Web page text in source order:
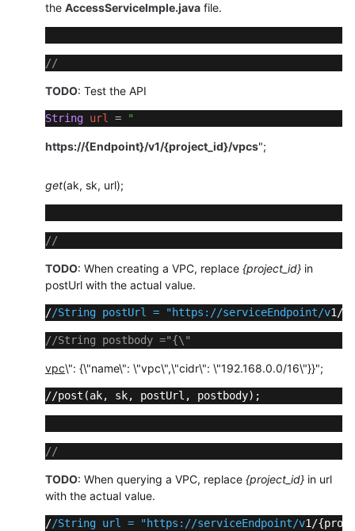
（1.0）
（联
盟
区
API（联
区
用
户
指
（2.0）
（联
盟
域）
the AccessServiceImple.java file.
//
TODO: Test the API
String url = "
https://{Endpoint}/v1/{project_id}/vpcs";
get(ak, sk, url);
//
TODO: When creating a VPC, replace {project_id} in
postUrl with the actual value.
//String postUrl = "https://serviceEndpoint/v1/
//String postbody ="{\"
vpc\": {\"name\": \"vpc\",\"cidr\": \"192.168.0.0/16\"}}";
//post(ak, sk, postUrl, postbody);
//
TODO: When querying a VPC, replace {project_id} in url
with the actual value.
//String url = "https://serviceEndpoint/v1/